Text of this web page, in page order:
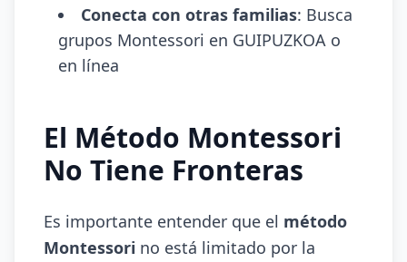
Conecta con otras familias: Busca
grupos Montessori en GUIPUZKOA o
en línea
El Método Montessori
No Tiene Fronteras
Es importante entender que el método
Montessori no está limitado por la